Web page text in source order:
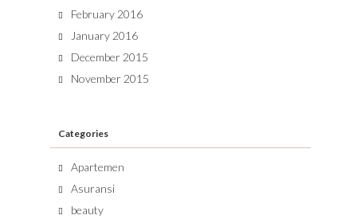
February 2016
January 2016
December 2015
November 2015
Categories
Apartemen
Asuransi
beauty